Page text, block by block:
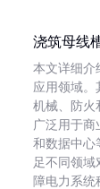
浇筑母线
本文详细介
应用领域。
机械、防火
广泛用于商
和数据中心
足不同领域
障电力系统